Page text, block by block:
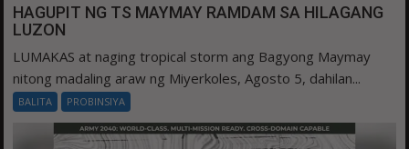
HAGUPIT NG TS MAYMAY RAMDAM SA HILAGANG
LUZON
LUMAKAS at naging tropical storm ang Bagyong Maymay
nitong madaling araw ng Miyerkoles, Agosto 5, dahilan...
BALITA PROBINSIYA